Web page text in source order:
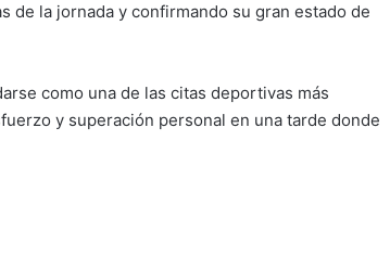
de la jornada y confirmando su gran estado de
como una de las citas deportivas más
y superación personal en una tarde donde